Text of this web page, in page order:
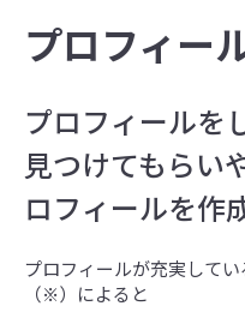
プロフィー
プロフィールを
見つけてもらい
ロフィールを作
プロフィールが充実して
（※）によると